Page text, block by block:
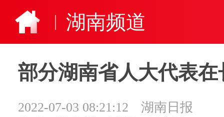
湖南频道
部分湖南省人大代表
2022-07-03 08:21:12
湖南日报